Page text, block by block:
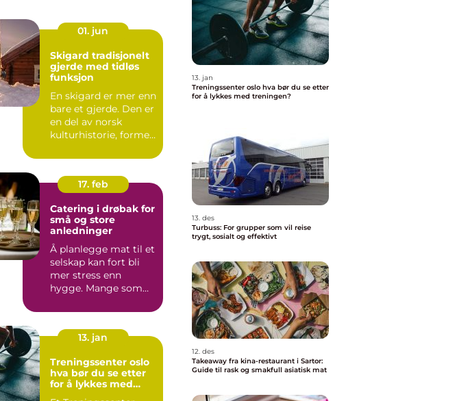
01. jun
Skigard tradisjonelt
gjerde med tidløs
funksjon
En skigard er mer enn
bare et gjerde. Den er
en del av norsk
kulturhistorie, formet
17. feb
Catering i drøbak for
små og store
anledninger
Å planlegge mat til et
selskap kan fort bli
mer stress enn
hygge. Mange som
konf...
13. jan
Treningssenter oslo
hva bør du se etter
for å lykkes med
13. jan
Treningssenter oslo hva bør du se etter
for å lykkes med treningen?
13. des
Turbuss: For grupper som vil reise
trygt, sosialt og effektivt
12. des
Takeaway fra kina-restaurant i Sartor:
Guide til rask og smakfull asiatisk mat